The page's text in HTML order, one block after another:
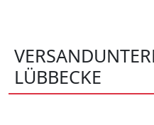
LÜBBECKE